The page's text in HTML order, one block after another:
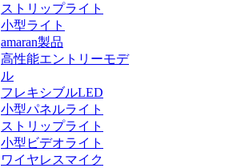
ストリップライト
小型ライト
amaran製品
高性能エントリーモデ
ル
フレキシブルLED
小型パネルライト
ストリップライト
小型ビデオライト
ワイヤレスマイク